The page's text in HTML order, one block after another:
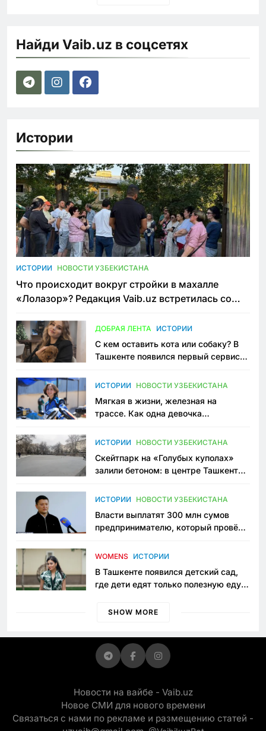
Найди Vaib.uz в соцсетях
Истории
ИСТОРИИ НОВОСТИ УЗБЕКИСТАНА
Что происходит вокруг стройки в махалле
«Лолазор»? Редакция Vaib.uz встретилась со
ДОБРАЯ ЛЕНТА ИСТОРИИ
С кем оставить кота или собаку? В
Ташкенте появился первый сервис
ИСТОРИИ НОВОСТИ УЗБЕКИСТАНА
Мягкая в жизни, железная на
трассе. Как одна девочка
Узбекистане
ИСТОРИИ НОВОСТИ УЗБЕКИСТАНА
Скейтпарк на «Голубых куполах»
залили бетоном: в центре Ташкента
пространство
ИСТОРИИ НОВОСТИ УЗБЕКИСТАНА
Власти выплатят 300 млн сумов
предпринимателю, который провёл
приговору
WOMENS ИСТОРИИ
В Ташкенте появился детский сад,
где дети едят только полезную еду.
просить «кашу без сахара»
SHOW MORE
Новости на вайбе - Vaib.uz
Новое СМИ для нового времени
Связаться с нами по рекламе и размещению статей -